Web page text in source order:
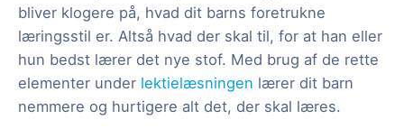
bliver klogere på, hvad dit barns foretrukne
læringsstil er. Altså hvad der skal til, for at han eller
hun bedst lærer det nye stof. Med brug af de rette
elementer under lektielæsningen lærer dit barn
nemmere og hurtigere alt det, der skal læres.